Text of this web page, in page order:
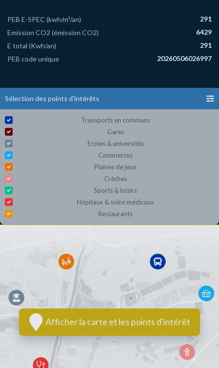
PEB E-SPEC (kwh/m²/an)
291
Emission CO2 (émission CO2)
6429
E total (Kwh/an)
291
PEB code unique
20260506026997
Sélection des points d'intérêts
Transports en communs
Gares
Ecoles & universités
Commerces
Plaines de jeux
Crèches
Sports & loisirs
Hôpitaux & soins médicaux
Restaurants
Afficher la carte et les points d'intérêt